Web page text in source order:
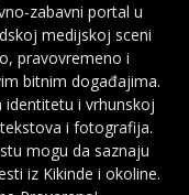
zabavni portal u
medijskoj sceni
pravovremeno i
bitnim događajima.
identitetu i vrhunskoj
i fotografija.
mogu da saznaju
iz Kikinde i okoline.